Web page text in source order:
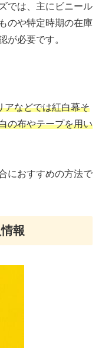
では、主にビニール
のや特定時期の在庫
が必要です。
アなどでは紅白幕そ
の布やテープを用い
におすすめの方法で
報